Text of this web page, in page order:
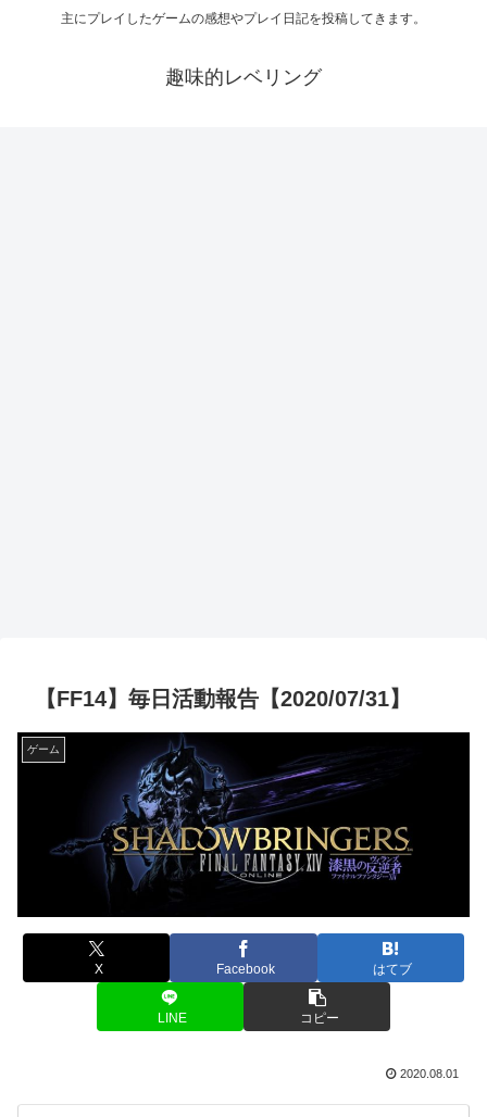
主にプレイしたゲームの感想やプレイ日記を投稿してきます。
趣味的レベリング
【FF14】毎日活動報告【2020/07/31】
ゲーム
X Facebook はてブ
LINE コピー
2020.08.01